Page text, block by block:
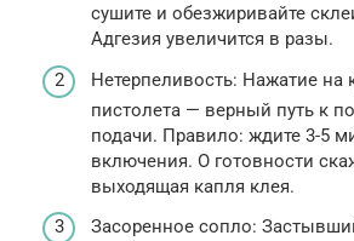
сушите и обезжиривайте
Адгезия увеличится в разы.
Нетерпеливость: Нажатие на
пистолета — верный путь к
подачи. Правило: ждите 3-5
включения. О готовности
выходящая капля клея.
Засоренное сопло: